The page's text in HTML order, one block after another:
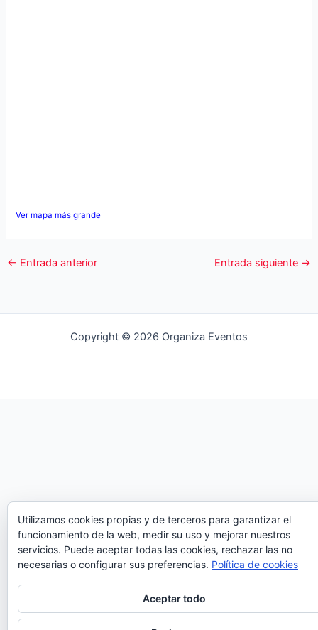
Ver mapa más grande
← Entrada anterior Entrada siguiente →
Copyright © 2026 Organiza Eventos
Utilizamos cookies propias y de terceros para garantizar el
funcionamiento de la web, medir su uso y mejorar nuestros
servicios. Puede aceptar todas las cookies, rechazar las no
necesarias o configurar sus preferencias. Política de cookies
Aceptar todo